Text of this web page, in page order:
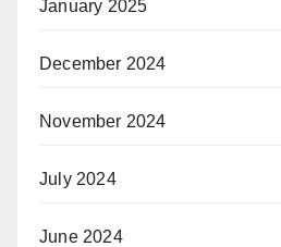
January 2025
December 2024
November 2024
July 2024
June 2024